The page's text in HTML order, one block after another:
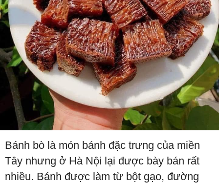
Bánh bò là món bánh đặc trưng của miền
Tây nhưng ở Hà Nội lại được bày bán rất
nhiều. Bánh được làm từ bột gạo, đường